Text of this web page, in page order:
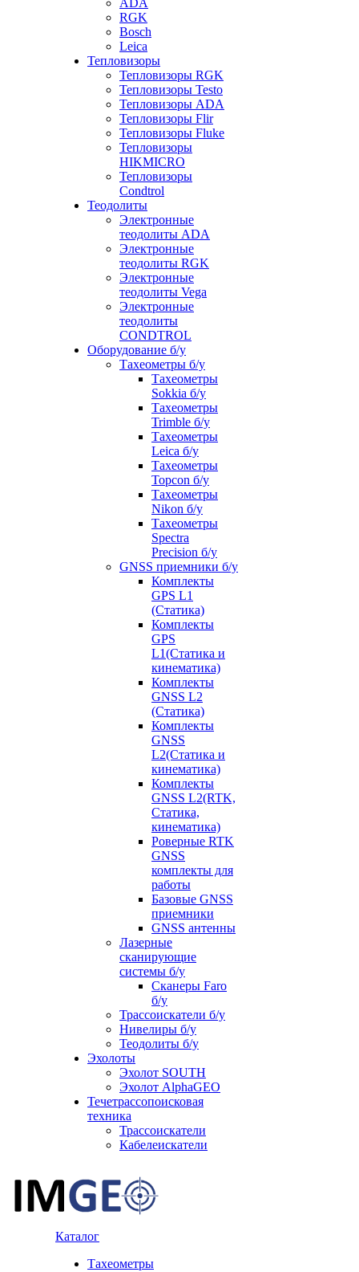
ADA
RGK
Bosch
Leica
Тепловизоры
Тепловизоры RGK
Тепловизоры Testo
Тепловизоры ADA
Тепловизоры Flir
Тепловизоры Fluke
Тепловизоры
HIKMICRO
Тепловизоры
Condtrol
Теодолиты
Электронные
теодолиты ADA
Электронные
теодолиты RGK
Электронные
теодолиты Vega
Электронные
теодолиты
CONDTROL
Оборудование б/у
Тахеометры б/у
Тахеометры
Sokkia б/у
Тахеометры
Trimble б/у
Тахеометры
Leica б/у
Тахеометры
Topcon б/у
Тахеометры
Nikon б/у
Тахеометры
Spectra
Precision б/у
GNSS приемники б/у
Комплекты
GPS L1
(Статика)
Комплекты
GPS
L1(Статика и
кинематика)
Комплекты
GNSS L2
(Статика)
Комплекты
GNSS
L2(Статика и
кинематика)
Комплекты
GNSS L2(RTK,
Статика,
кинематика)
Роверные RTK
GNSS
комплекты для
работы
Базовые GNSS
приемники
GNSS антенны
Лазерные
сканирующие
системы б/у
Сканеры Faro
б/у
Трассоискатели б/у
Нивелиры б/у
Теодолиты б/у
Эхолоты
Эхолот SOUTH
Эхолот AlphaGEO
Течетрассопоисковая
техника
Трассоискатели
Кабелеискатели
Каталог
Тахеометры